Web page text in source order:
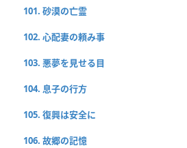
101. 砂漠の亡霊
102. 心配妻の頼み事
103. 悪夢を見せる目
104. 息子の行方
105. 復興は安全に
106. 故郷の記憶